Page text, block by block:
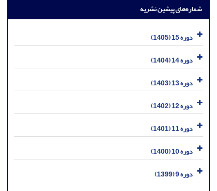
شماره‌های پیشین نشریه
دوره 15 (1405)
دوره 14 (1404)
دوره 13 (1403)
دوره 12 (1402)
دوره 11 (1401)
دوره 10 (1400)
دوره 9 (1399)